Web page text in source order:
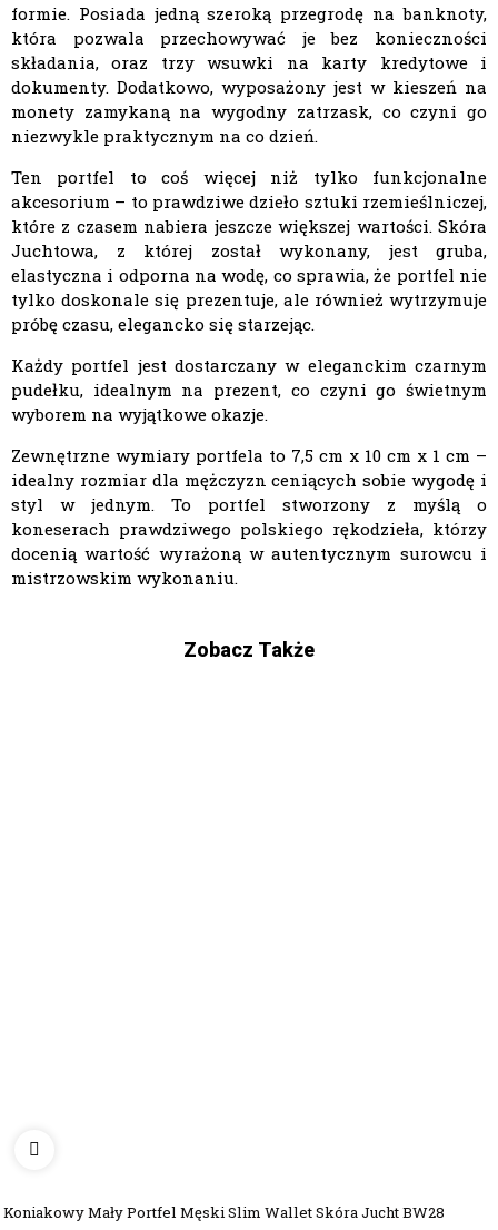
formie. Posiada jedną szeroką przegrodę na banknoty,
która pozwala przechowywać je bez konieczności
składania, oraz trzy wsuwki na karty kredytowe i
dokumenty. Dodatkowo, wyposażony jest w kieszeń na
monety zamykaną na wygodny zatrzask, co czyni go
niezwykle praktycznym na co dzień.
Ten portfel to coś więcej niż tylko funkcjonalne
akcesorium – to prawdziwe dzieło sztuki rzemieślniczej,
które z czasem nabiera jeszcze większej wartości. Skóra
Juchtowa, z której został wykonany, jest gruba,
elastyczna i odporna na wodę, co sprawia, że portfel nie
tylko doskonale się prezentuje, ale również wytrzymuje
próbę czasu, elegancko się starzejąc.
Każdy portfel jest dostarczany w eleganckim czarnym
pudełku, idealnym na prezent, co czyni go świetnym
wyborem na wyjątkowe okazje.
Zewnętrzne wymiary portfela to 7,5 cm x 10 cm x 1 cm –
idealny rozmiar dla mężczyzn ceniących sobie wygodę i
styl w jednym. To portfel stworzony z myślą o
koneserach prawdziwego polskiego rękodzieła, którzy
docenią wartość wyrażoną w autentycznym surowcu i
mistrzowskim wykonaniu.
Zobacz Także
Koniakowy Mały Portfel Męski Slim Wallet Skóra Jucht BW28